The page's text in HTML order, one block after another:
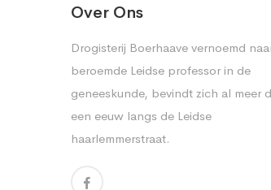
Over Ons
Drogisterij Boerhaave vernoemd
beroemde Leidse professor in de
geneeskunde, bevindt zich al meer
een eeuw langs de Leidse
haarlemmerstraat.